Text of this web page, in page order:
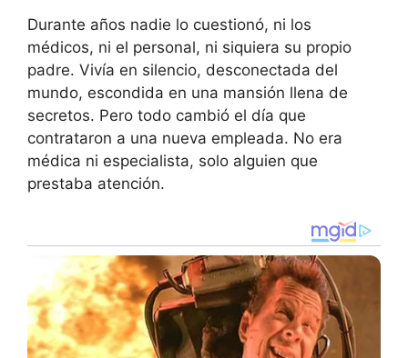
Durante años nadie lo cuestionó, ni los
médicos, ni el personal, ni siquiera su propio
padre. Vivía en silencio, desconectada del
mundo, escondida en una mansión llena de
secretos. Pero todo cambió el día que
contrataron a una nueva empleada. No era
médica ni especialista, solo alguien que
prestaba atención.